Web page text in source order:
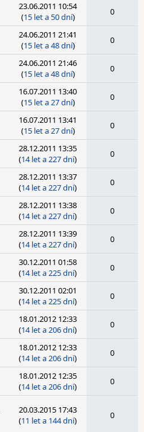
23.06.2011 10:54
(15 let a 50 dní) 0
24.06.2011 21:41
(15 let a 48 dní) 0
24.06.2011 21:46
(15 let a 48 dní) 0
16.07.2011 13:40
(15 let a 27 dní) 0
16.07.2011 13:41
(15 let a 27 dní) 0
28.12.2011 13:35
(14 let a 227 dní) 0
28.12.2011 13:37
(14 let a 227 dní) 0
28.12.2011 13:38
(14 let a 227 dní) 0
28.12.2011 13:39
(14 let a 227 dní) 0
30.12.2011 01:58
(14 let a 225 dní) 0
30.12.2011 02:01
(14 let a 225 dní) 0
18.01.2012 12:33
(14 let a 206 dní) 0
18.01.2012 12:33
(14 let a 206 dní) 0
18.01.2012 12:35
(14 let a 206 dní) 0
20.03.2015 17:43
(11 let a 144 dní) 0